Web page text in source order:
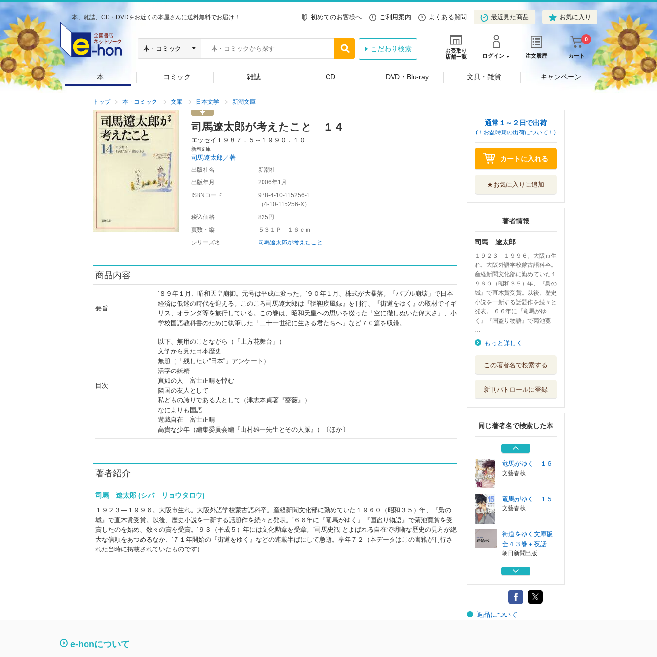
本、雑誌、CD・DVDをお近くの本屋さんに送料無料でお届け！ 初めてのお客様へ ご利用案内 よくある質問 最近見た商品 お気に入り
お受取り
店舗一覧
ログイン 注文履歴 カート
0
こだわり検索
本 コミック 雑誌 CD DVD・Blu-ray 文具・雑貨 キャンペーン
トップ 本・コミック 文庫 日本文学 新潮文庫
司馬遼太郎が考えたこと １４
エッセイ１９８７．５～１９９０．１０
新潮文庫
司馬遼太郎／著
出版社名
新潮社
出版年月
2006年1月
ISBNコード
978-4-10-115256-1
（4-10-115256-X）
税込価格
825円
頁数・縦
５３１Ｐ １６ｃｍ
シリーズ名
司馬遼太郎が考えたこと
商品内容
要旨
’８９年１月、昭和天皇崩御。元号は平成に変った。’９０年１月、株式が大暴落。「バブル崩壊」で日本
経済は低迷の時代を迎える。このころ司馬遼太郎は『韃靼疾風録』を刊行、『街道をゆく』の取材でイギ
リス、オランダ等を旅行している。この巻は、昭和天皇への思いを綴った「空に徹しぬいた偉大さ」、小
学校国語教科書のために執筆した「二十一世紀に生きる君たちへ」など７０篇を収録。
目次
以下、無用のことながら（「上方花舞台」）
文学から見た日本歴史
無題（「残したい“日本”」アンケート）
活字の妖精
真如の人―富士正晴を悼む
隣国の友人として
私どもの誇りである人として（津志本貞著『薔薇』）
なによりも国語
遊戯自在 富士正晴
高貴な少年（編集委員会編『山村雄一先生とその人脈』）〔ほか〕
著者紹介
司馬 遼太郎 (シバ リョウタロウ)
１９２３―１９９６。大阪市生れ。大阪外語学校蒙古語科卒。産経新聞文化部に勤めていた１９６０（昭和３５）年、『梟の
城』で直木賞受賞。以後、歴史小説を一新する話題作を続々と発表。’６６年に『竜馬がゆく』『国盗り物語』で菊池寛賞を受
賞したのを始め、数々の賞を受賞。’９３（平成５）年には文化勲章を受章。“司馬史観”とよばれる自在で明晰な歴史の見方が絶
大な信頼をあつめるなか、’７１年開始の『街道をゆく』などの連載半ばにして急逝。享年７２（本データはこの書籍が刊行さ
れた当時に掲載されていたものです）
通常１～２日で出荷
(！お盆時期の出荷について！)
カートに入れる
★お気に入りに追加
著者情報
司馬 遼太郎
１９２３―１９９６。大阪市生
れ。大阪外語学校蒙古語科卒。
産経新聞文化部に勤めていた１
９６０（昭和３５）年、『梟の
城』で直木賞受賞。以後、歴史
小説を一新する話題作を続々と
発表。’６６年に『竜馬がゆ
く』『国盗り物語』で菊池寛
…
もっと詳しく
この著者名で検索する
新刊パトロールに登録
同じ著者名で検索した本
文藝春秋
街道をゆく文庫版
朝日新聞出版
竜馬がゆく １４
文藝春秋
竜馬がゆく １６
文藝春秋
竜馬がゆく １５
文藝春秋
街道をゆく文庫版
全４３巻＋夜話...
朝日新聞出版
竜馬がゆく １４
竜馬がゆく １６
文藝春秋
返品について
e-honについて